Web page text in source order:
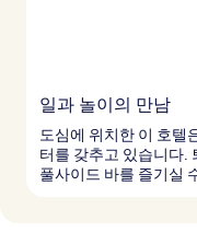
일과 놀이의 만남
도심에 위치한 이 호텔
터를 갖추고 있습니다.
풀사이드 바를 즐기실